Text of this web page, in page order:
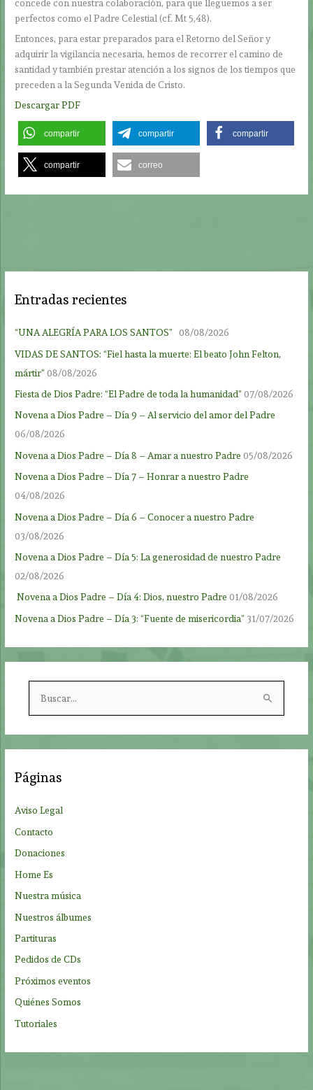
concede con nuestra colaboración, para que lleguemos a ser
perfectos como el Padre Celestial (cf. Mt 5,48).
Entonces, para estar preparados para el Retorno del Señor y
adquirir la vigilancia necesaria, hemos de recorrer el camino de
santidad y también prestar atención a los signos de los tiempos que
preceden a la Segunda Venida de Cristo.
Descargar PDF
compartir compartir compartir
compartir correo
Entradas recientes
“UNA ALEGRÍA PARA LOS SANTOS”
08/08/2026
VIDAS DE SANTOS: “Fiel hasta la muerte: El beato John Felton,
mártir” 08/08/2026
Fiesta de Dios Padre: “El Padre de toda la humanidad” 07/08/2026
Novena a Dios Padre – Día 9 – Al servicio del amor del Padre
06/08/2026
Novena a Dios Padre – Día 8 – Amar a nuestro Padre 05/08/2026
Novena a Dios Padre – Día 7 – Honrar a nuestro Padre
04/08/2026
Novena a Dios Padre – Día 6 – Conocer a nuestro Padre
03/08/2026
Novena a Dios Padre – Día 5: La generosidad de nuestro Padre
02/08/2026
Novena a Dios Padre – Día 4: Dios, nuestro Padre 01/08/2026
Novena a Dios Padre – Día 3: “Fuente de misericordia” 31/07/2026
r
:
Páginas
Aviso Legal
Contacto
Donaciones
Home Es
Nuestra música
Nuestros álbumes
Partituras
Pedidos de CDs
Próximos eventos
Quiénes Somos
Tutoriales